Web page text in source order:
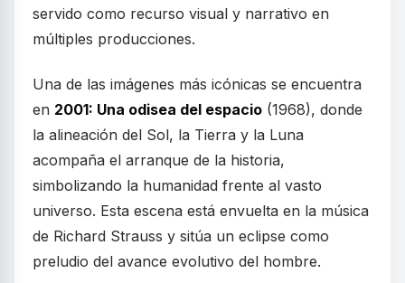
servido como recurso visual y narrativo en
múltiples producciones.
Una de las imágenes más icónicas se encuentra
en 2001: Una odisea del espacio (1968), donde
la alineación del Sol, la Tierra y la Luna
acompaña el arranque de la historia,
simbolizando la humanidad frente al vasto
universo. Esta escena está envuelta en la música
de Richard Strauss y sitúa un eclipse como
preludio del avance evolutivo del hombre.